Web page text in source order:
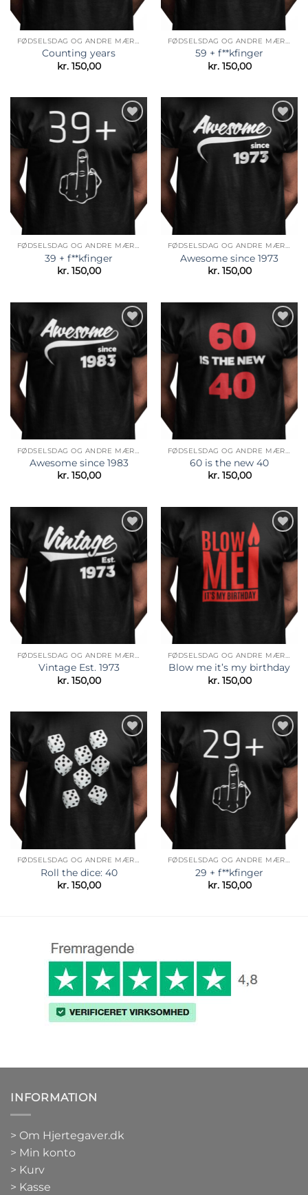
FØDSELSDAG OG ANDRE MÆRKEDAGE
Counting years
kr.150,00
FØDSELSDAG OG ANDRE MÆRKEDAGE
59 + f**kfinger
kr.150,00
Tilføj til
ønskeliste
FØDSELSDAG OG ANDRE MÆRKEDAGE
39 + f**kfinger
kr.150,00
Tilføj til
ønskeliste
FØDSELSDAG OG ANDRE MÆRKEDAGE
Awesome since 1973
kr.150,00
Tilføj til
ønskeliste
FØDSELSDAG OG ANDRE MÆRKEDAGE
Awesome since 1983
kr.150,00
Tilføj til
ønskeliste
FØDSELSDAG OG ANDRE MÆRKEDAGE
60 is the new 40
kr.150,00
Tilføj til
ønskeliste
FØDSELSDAG OG ANDRE MÆRKEDAGE
Vintage Est. 1973
kr.150,00
Tilføj til
ønskeliste
FØDSELSDAG OG ANDRE MÆRKEDAGE
Blow me it’s my birthday
kr.150,00
Tilføj til
ønskeliste
FØDSELSDAG OG ANDRE MÆRKEDAGE
Roll the dice: 40
kr.150,00
Tilføj til
ønskeliste
FØDSELSDAG OG ANDRE MÆRKEDAGE
29 + f**kfinger
kr.150,00
INFORMATION
> Om Hjertegaver.dk
> Min konto
> Kurv
> Kasse